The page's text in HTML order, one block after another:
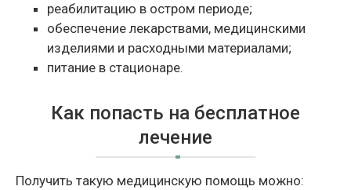
реабилитацию в остром периоде;
обеспечение лекарствами, медицинскими
изделиями и расходными материалами;
питание в стационаре.
Как попасть на бесплатное
лечение
Получить такую медицинскую помощь можно: